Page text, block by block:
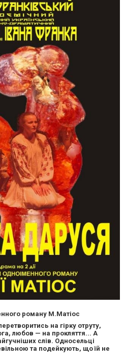
роману М.Матіос
на гірку отруту,
любов — на прокляття... А
слів. Односельці
та подейкують, що їй не